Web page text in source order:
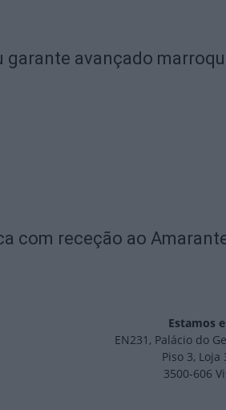
garante avançado
com receção ao
Estamos
EN231, Palácio do
Piso 3, Loja
3500-606